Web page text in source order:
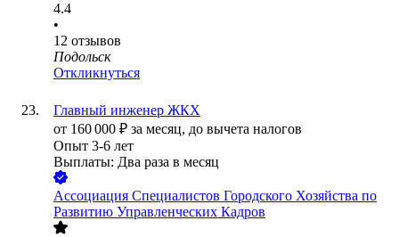
4.4
•
12 отзывов
Подольск
Откликнуться
Главный инженер ЖКХ
от 160 000 ₽ за месяц, до вычета налогов
Опыт 3-6 лет
Выплаты: Два раза в месяц
Ассоциация Специалистов Городского Хозяйства по
Развитию Управленческих Кадров